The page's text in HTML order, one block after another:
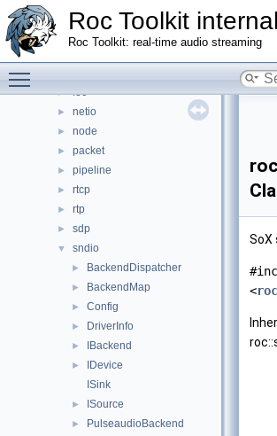
Roc Toolkit
Roc Toolkit: real-time audio streaming
address
► fec
► netio
► node
► packet
► pipeline
► rtcp
► rtp
► sdp
▼ sndio
► BackendDispatcher
► BackendMap
► Config
► DriverInfo
► IBackend
►
IDevice
ISink
► ISource
► PulseaudioBackend
SoX
<